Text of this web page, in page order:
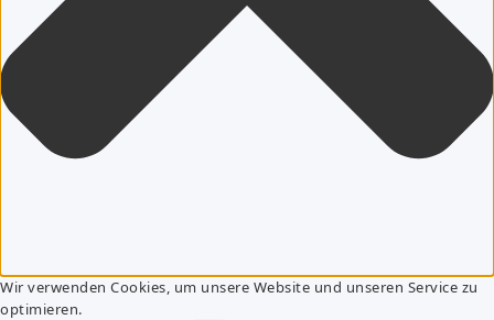
Wir verwenden Cookies, um unsere Website und unseren Service zu
optimieren.